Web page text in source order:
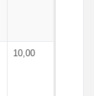
10,00